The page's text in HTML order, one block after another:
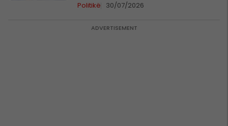
Politikë 30/07/2026